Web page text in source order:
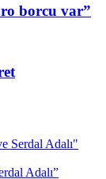
borcu var”
Adalı”